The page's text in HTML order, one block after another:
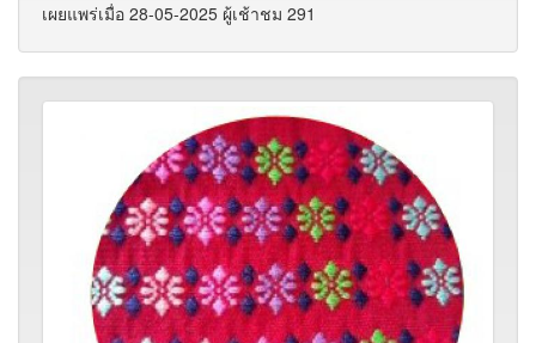
เผยแพร่เมื่อ 28-05-2025 ผู้เช้าชม 291